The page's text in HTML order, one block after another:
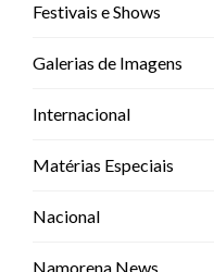
Festivais e Shows
Galerias de Imagens
Internacional
Matérias Especiais
Nacional
Namorena News